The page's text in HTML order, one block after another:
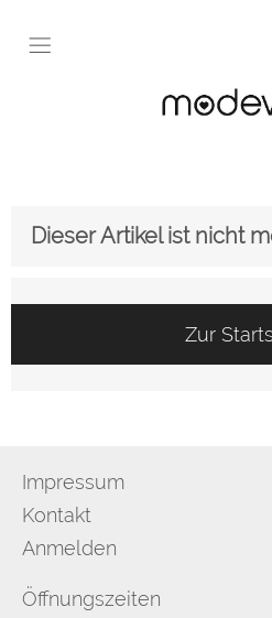
Dieser Artikel ist nicht
Zur
Impressum
Kontakt
Anmelden
Öffnungszeiten